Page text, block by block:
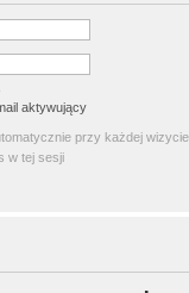
aktywujący
przy każdej wizycie
w tej sesji